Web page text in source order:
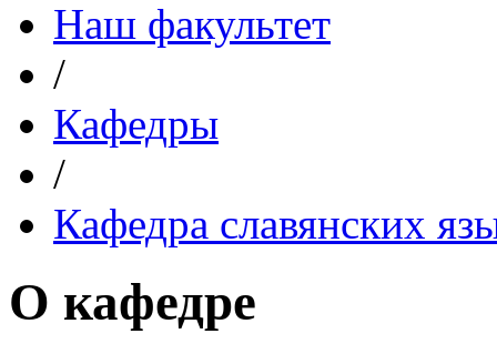
Наш факультет
/
Кафедры
/
Кафедра славянских
О кафедре